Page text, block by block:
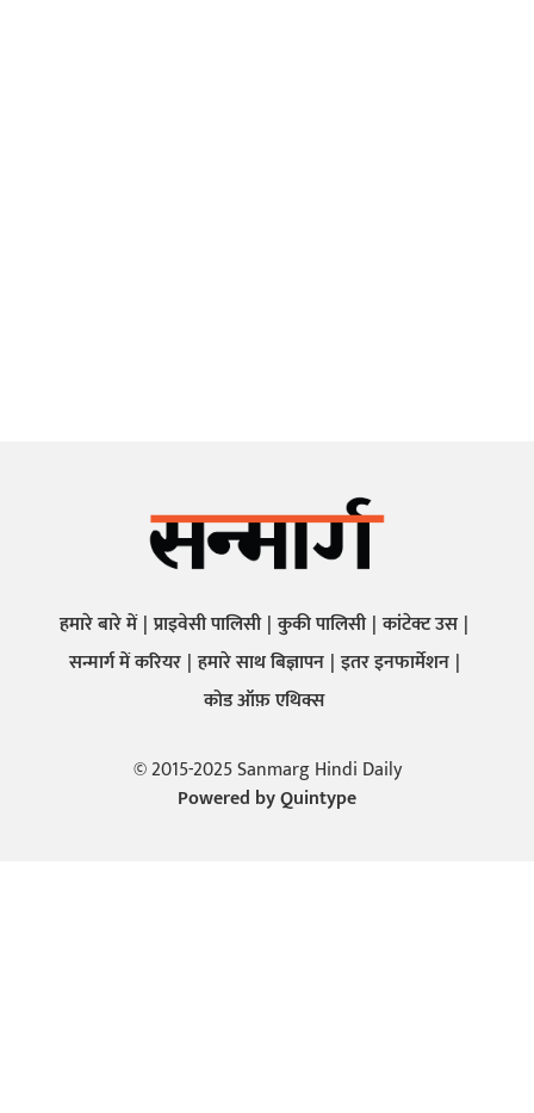
हमारे बारे में प्राइवेसी पालिसी कुकी पालिसी कांटेक्ट उस
सन्मार्ग में करियर हमारे साथ बिज्ञापन इतर इनफार्मेशन
कोड ऑफ़ एथिक्स
© 2015-2025 Sanmarg Hindi Daily
Powered byQuintype